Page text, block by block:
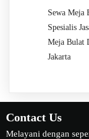
Sewa Meja
Spesialis
Meja Bulat
Jakarta
Contact Us
Melayani dengan